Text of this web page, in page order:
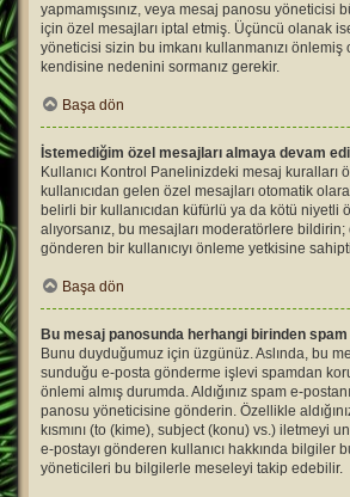
yapmamışsınız, veya mesaj panosu yöneticisi
için özel mesajları iptal etmiş. Üçüncü olanak
yöneticisi sizin bu imkanı kullanmanızı
kendisine nedenini sormanız gerekir.
Başa dön
İstemediğim özel mesajları almaya devam
Kullanıcı Kontrol Panelinizdeki mesaj
kullanıcıdan gelen özel mesajları otomatik
belirli bir kullanıcıdan küfürlü ya da kötü niyetli
alıyorsanız, bu mesajları moderatörlere
gönderen bir kullanıcıyı önleme yetkisine
Başa dön
Bu mesaj panosunda herhangi birinden spam
Bunu duyduğumuz için üzgünüz. Aslında, bu
sunduğu e-posta gönderme işlevi spamdan
önlemi almış durumda. Aldığınız spam e-
panosu yöneticisine gönderin. Özellikle
kısmını (to (kime), subject (konu) vs.) iletmeyi
e-postayı gönderen kullanıcı hakkında bilgiler
yöneticileri bu bilgilerle meseleyi takip edebilir.